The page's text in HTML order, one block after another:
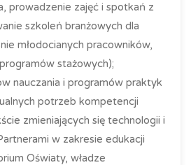
prowadzenie zajęć i spotkań z
szkoleń branżowych dla
młodocianych pracowników,
stażowych);
nauczania i programów praktyk
potrzeb kompetencji
zmieniających się technologii i
w zakresie edukacji
Oświaty, władze